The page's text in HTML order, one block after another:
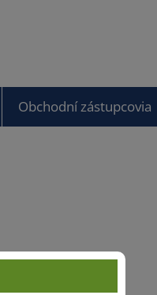
Obchodní zástupcovia